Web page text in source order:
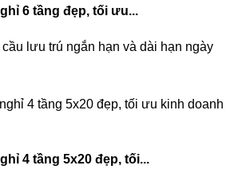
6 tầng đẹp, tối ưu...
lưu trú ngắn hạn và dài hạn ngày
4 tầng 5x20 đẹp, tối...